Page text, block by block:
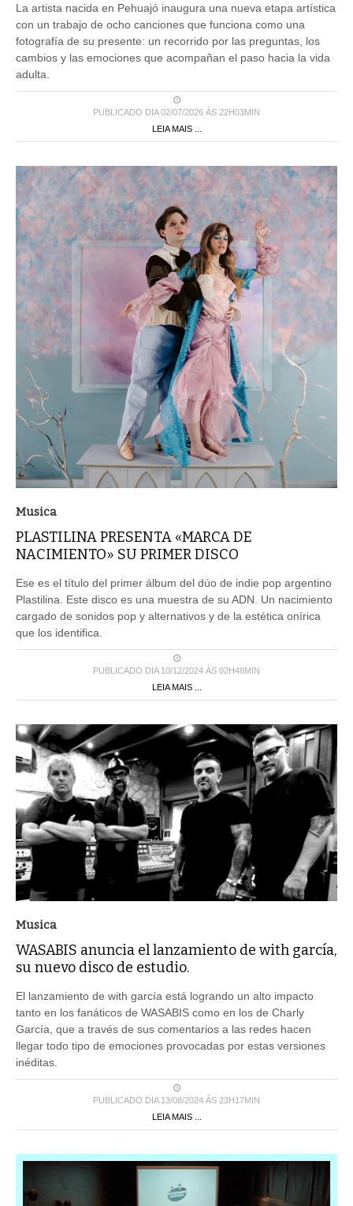
La artista nacida en Pehuajó inaugura una nueva etapa artística
con un trabajo de ocho canciones que funciona como una
fotografía de su presente: un recorrido por las preguntas, los
cambios y las emociones que acompañan el paso hacia la vida
adulta.
PUBLICADO DIA 02/07/2026 ÀS 22H03MIN
LEIA MAIS ...
Musica
PLASTILINA PRESENTA «MARCA DE
NACIMIENTO» SU PRIMER DISCO
Ese es el título del primer álbum del dúo de indie pop argentino
Plastilina. Este disco es una muestra de su ADN. Un nacimiento
cargado de sonidos pop y alternativos y de la estética onírica
que los identifica.
PUBLICADO DIA 10/12/2024 ÀS 02H48MIN
LEIA MAIS ...
Musica
WASABIS anuncia el lanzamiento de with garcía,
su nuevo disco de estudio.
El lanzamiento de with garcía está logrando un alto impacto
tanto en los fanáticos de WASABIS como en los de Charly
García, que a través de sus comentarios a las redes hacen
llegar todo tipo de emociones provocadas por estas versiones
inéditas.
PUBLICADO DIA 13/08/2024 ÀS 23H17MIN
LEIA MAIS ...